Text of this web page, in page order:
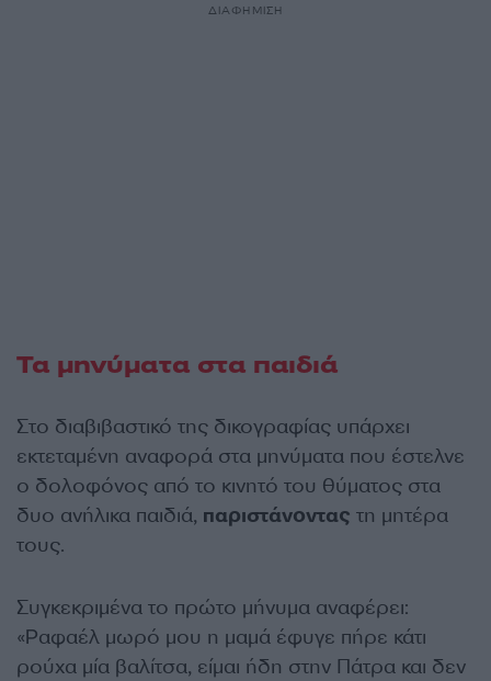
ΔΙΑΦΗΜΙΣΗ
Τα μηνύματα στα παιδιά
Στο διαβιβαστικό της δικογραφίας υπάρχει
εκτεταμένη αναφορά στα μηνύματα που έστελνε
ο δολοφόνος από το κινητό του θύματος στα
δυο ανήλικα παιδιά, παριστάνοντας τη μητέρα
τους.
Συγκεκριμένα το πρώτο μήνυμα αναφέρει:
«Ραφαέλ μωρό μου η μαμά έφυγε πήρε κάτι
ρούχα μία βαλίτσα, είμαι ήδη στην Πάτρα και δεν